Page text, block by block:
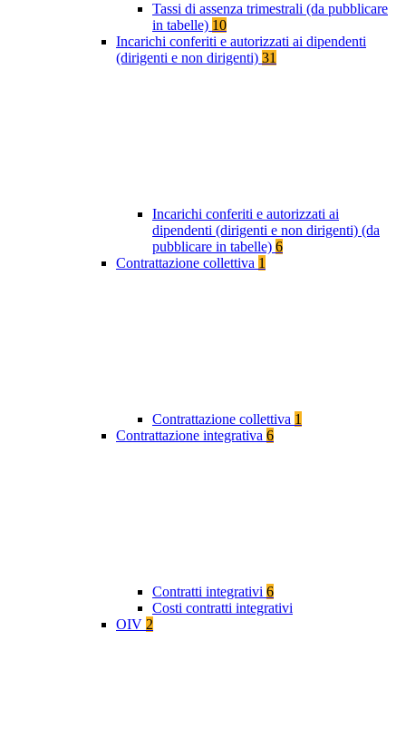
Tassi di assenza trimestrali (da pubblicare
in tabelle) 10
Incarichi conferiti e autorizzati ai dipendenti
(dirigenti e non dirigenti) 31
Incarichi conferiti e autorizzati ai
dipendenti (dirigenti e non dirigenti) (da
pubblicare in tabelle) 6
Contrattazione collettiva 1
Contrattazione collettiva 1
Contrattazione integrativa 6
Contratti integrativi 6
Costi contratti integrativi
OIV 2